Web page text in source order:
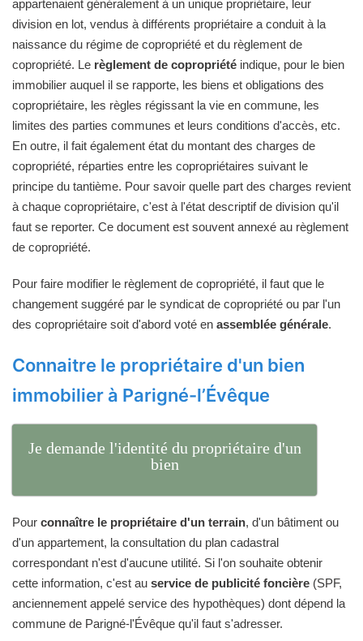
appartenaient généralement à un unique propriétaire, leur
division en lot, vendus à différents propriétaire a conduit à la
naissance du régime de copropriété et du règlement de
copropriété. Le règlement de copropriété indique, pour le bien
immobilier auquel il se rapporte, les biens et obligations des
copropriétaire, les règles régissant la vie en commune, les
limites des parties communes et leurs conditions d'accès, etc.
En outre, il fait également état du montant des charges de
copropriété, réparties entre les copropriétaires suivant le
principe du tantième. Pour savoir quelle part des charges revient
à chaque copropriétaire, c'est à l'état descriptif de division qu'il
faut se reporter. Ce document est souvent annexé au règlement
de copropriété.
Pour faire modifier le règlement de copropriété, il faut que le
changement suggéré par le syndicat de copropriété ou par l'un
des copropriétaire soit d'abord voté en assemblée générale.
Connaitre le propriétaire d'un bien
immobilier à Parigné-l’Évêque
Je demande l'identité du propriétaire d'un
bien
Pour connaître le propriétaire d'un terrain, d'un bâtiment ou
d'un appartement, la consultation du plan cadastral
correspondant n'est d'aucune utilité. Si l'on souhaite obtenir
cette information, c'est au service de publicité foncière (SPF,
anciennement appelé service des hypothèques) dont dépend la
commune de Parigné-l'Évêque qu'il faut s'adresser.